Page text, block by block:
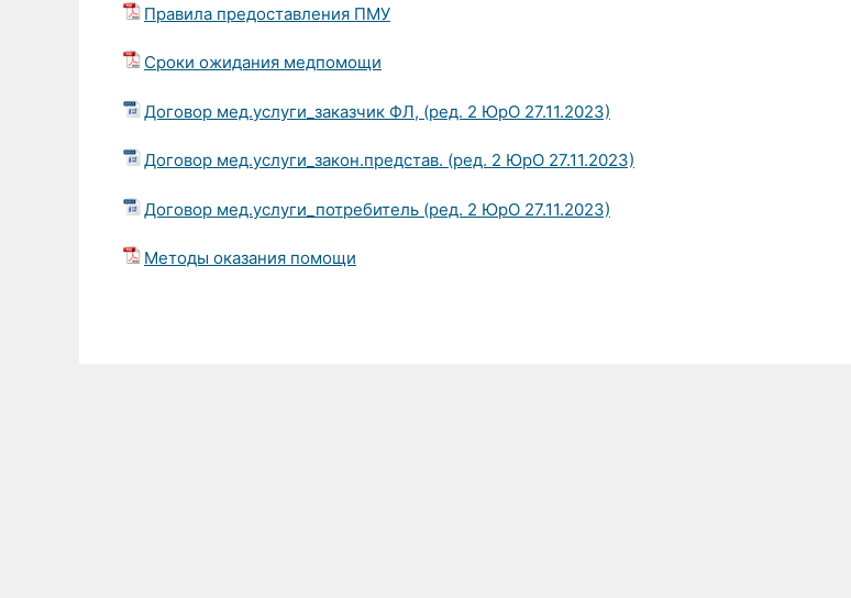
Правила предоставления ПМУ
Сроки ожидания медпомощи
Договор мед.услуги_заказчик ФЛ, (ред. 2 ЮрО 27.11.2023)
Договор мед.услуги_закон.представ. (ред. 2 ЮрО 27.11.2023)
Договор мед.услуги_потребитель (ред. 2 ЮрО 27.11.2023)
Методы оказания помощи